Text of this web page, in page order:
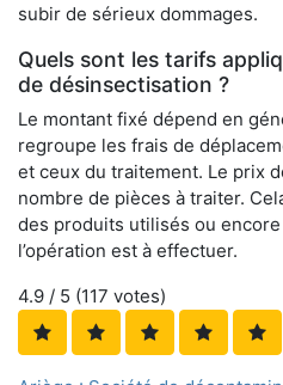
subir de sérieux dommages.
Quels sont les tarifs
de désinsectisation ?
Le montant fixé dépend en
regroupe les frais de
et ceux du traitement. Le prix
nombre de pièces à traiter.
des produits utilisés ou
l’opération est à effectuer.
4.9 / 5 (117 votes)